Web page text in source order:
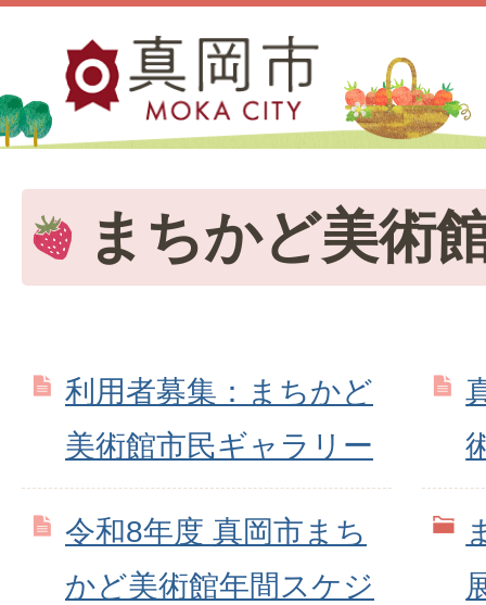
まちかど美術
利用者募集：まちかど
美術館市民ギャラリー
令和8年度 真岡市まち
かど美術館年間スケジ